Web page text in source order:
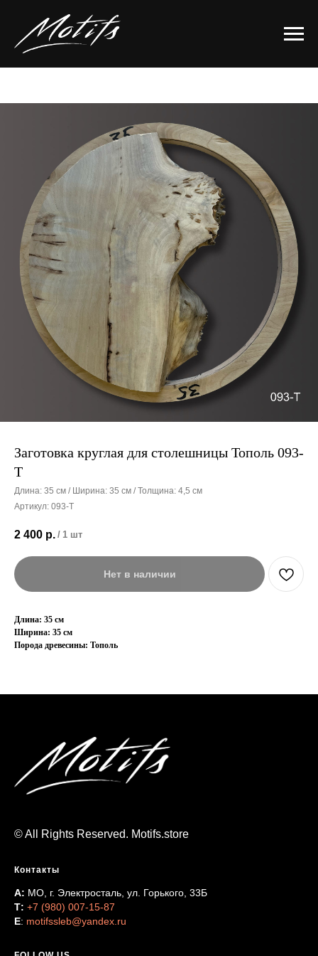
Заготовка круглая для столешницы Тополь 093-
Т
Длина: 35 см / Ширина: 35 см / Толщина: 4,5 см
Артикул: 093-Т
2 400 р. / 1 шт
Нет в наличии
Длина: 35 см
Ширина: 35 см
Порода древесины: Тополь
© All Rights Reserved. Motifs.store
Контакты
А: МО, г. Электросталь, ул. Горького, 33Б
Т: +7 (980) 007-15-87
Е: motifssleb@yandex.ru